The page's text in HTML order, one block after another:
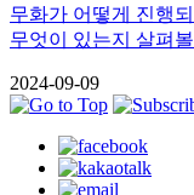
무화가 어떻게 진행
무엇이 있는지 살펴
2024-09-09